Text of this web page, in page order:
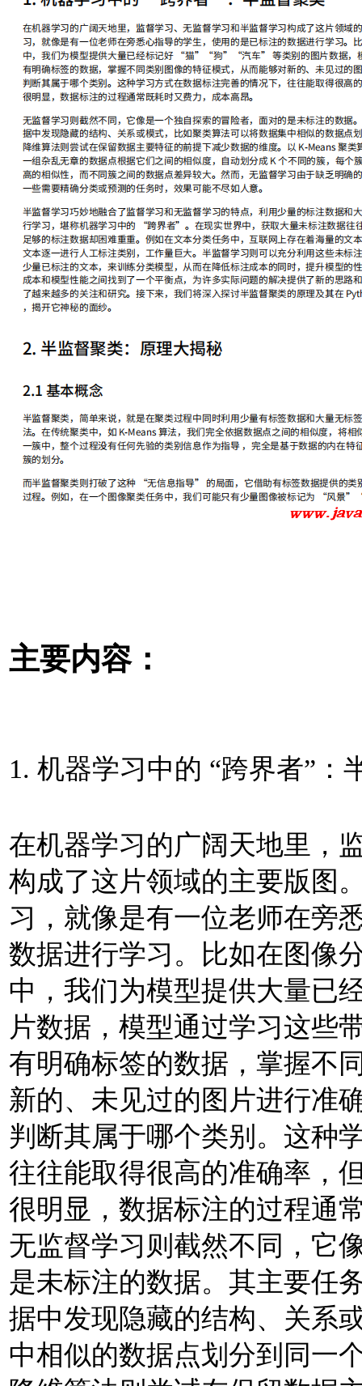
主要内容：
1. 机器学习中的 “跨界者”：
在机器学习的广阔天地里，
构成了这片领域的主要版图
习，就像是有一位老师在旁
数据进行学习。比如在图像
中，我们为模型提供大量已
片数据，模型通过学习这些
有明确标签的数据，掌握不
新的、未见过的图片进行准
判断其属于哪个类别。这种
往往能取得很高的准确率，
很明显，数据标注的过程通
无监督学习则截然不同，它
是未标注的数据。其主要任
据中发现隐藏的结构、关系
中相似的数据点划分到同一